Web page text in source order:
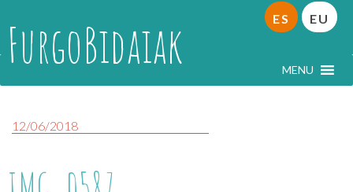
FurgoBidaiak MENU
ES EU
12/06/2018